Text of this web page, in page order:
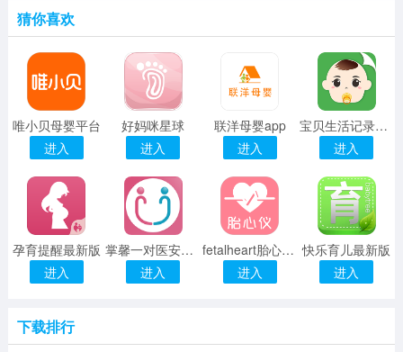
猜你喜欢
唯小贝母婴平台
进入
好妈咪星球
进入
联洋母婴app
进入
宝贝生活记录完整版
进入
孕育提醒最新版
进入
掌馨一对医安卓版
进入
fetalheart胎心仪app
进入
快乐育儿最新版
进入
下载排行